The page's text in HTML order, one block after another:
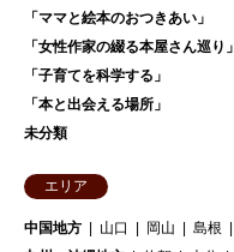
「ママと絵本のおつきあい」
「女性作家の綴る本屋さん巡り」
「子育てを科学する」
「本と出会える場所」
未分類
エリア
中国地方 山口 岡山 島根